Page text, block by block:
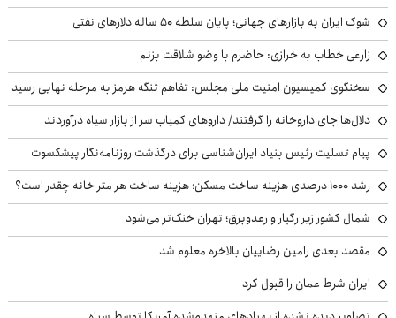
شوک ایران به بازارهای جهانی؛ پایان سلطه ۵۰ ساله دلارهای نفتی
زارعی خطاب به خرازی: حاضرم با وضو شلاقت بزنم
سخنگوی کمیسیون امنیت ملی مجلس: تفاهم تنگه هرمز به مرحله نهایی رسید
دلال‌ها جای داروخانه را گرفتند/ داروهای کمیاب سر از بازار سیاه درآوردند
پیام تسلیت رئیس بنیاد ایران‌شناسی برای درگذشت روزنامه‌نگار پیشکسوت
رشد ۱۰۰۰ درصدی هزینه ساخت مسکن؛ هزینه ساخت هر متر خانه چقدر است؟
شمال کشور زیر رگبار و رعدوبرق؛ تهران خنک‌تر می‌شود
مقصد بعدی رامین رضاییان بالاخره معلوم شد
ایران شرط عمان را قبول کرد